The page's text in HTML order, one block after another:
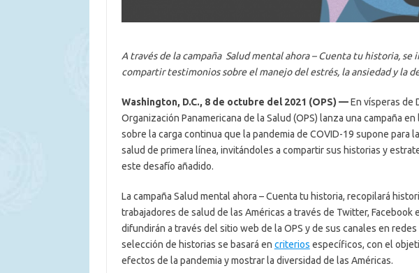
A través de la campaña Salud mental ahora – Cuenta tu historia, se
compartir testimonios sobre el manejo del estrés, la ansiedad y la
Washington, D.C., 8 de octubre del 2021 (OPS) —En vísperas de
Organización Panamericana de la Salud (OPS) lanza una campaña
sobre la carga continua que la pandemia de COVID-19 supone para
salud de primera línea, invitándoles a compartir sus historias y
este desafío añadido.
La campaña Salud mental ahora – Cuenta tu historia, recopilará
trabajadores de salud de las Américas a través de Twitter, Facebook
difundirán a través del sitio web de la OPS y de sus canales en
selección de historias se basará en criterios específicos, con el
efectos de la pandemia y mostrar la diversidad de las Américas.